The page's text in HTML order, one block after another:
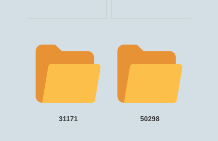
31171 50298